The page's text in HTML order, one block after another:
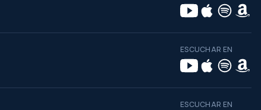
ESCUCHAR EN
ESCUCHAR EN